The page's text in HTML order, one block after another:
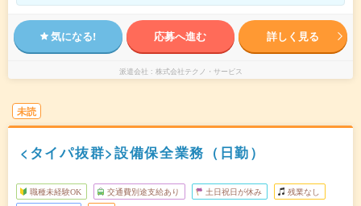
気になる! 応募へ進む 詳しく見る
派遣会社 株式会社テクノ・サービス
未読
<タイパ抜群>設備保全業務（日勤）
職種未経験OK 交通費別途支給あり 土日祝日が休み 残業なし